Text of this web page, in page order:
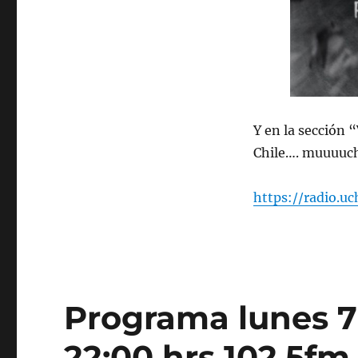
Y en la sección
Chile….
https://
Programa lunes